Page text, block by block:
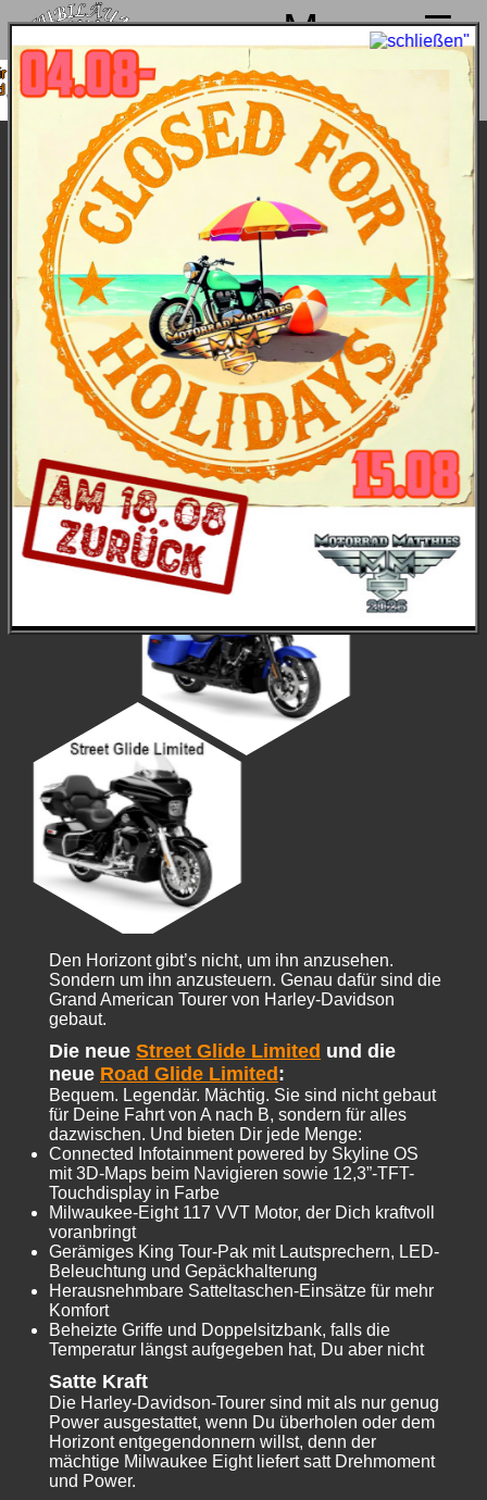
Menu
von 4. bis 15.08. Sommerpause
ab 18.08. wieder mit voller Power für
Euch da!
Harley-Davdison Grand American Touring
Modelljahr 2026
Die Kategorie von Motorrädern, die Harley-
Davidson von Grund auf schuf. Meistere lange
Strecken souverän und mit Stil; und entdecke die
große weite Welt und die absolute Freiheit auf
Bikes, wie sie nur Harley-Davidson bauen kann.
Den Horizont gibt’s nicht, um ihn anzusehen.
Sondern um ihn anzusteuern. Genau dafür sind die
Grand American Tourer von Harley-Davidson
gebaut.
Die neue Street Glide Limited und die
neue Road Glide Limited:
Bequem. Legendär. Mächtig. Sie sind nicht gebaut
für Deine Fahrt von A nach B, sondern für alles
dazwischen. Und bieten Dir jede Menge:
Connected Infotainment powered by Skyline OS
mit 3D-Maps beim Navigieren sowie 12,3”-TFT-
Touchdisplay in Farbe
Milwaukee-Eight 117 VVT Motor, der Dich kraftvoll
voranbringt
Gerämiges King Tour-Pak mit Lautsprechern, LED-
Beleuchtung und Gepäckhalterung
Herausnehmbare Satteltaschen-Einsätze für mehr
Komfort
Beheizte Griffe und Doppelsitzbank, falls die
Temperatur längst aufgegeben hat, Du aber nicht
Satte Kraft
Die Harley-Davidson-Tourer sind mit als nur genug
Power ausgestattet, wenn Du überholen oder dem
Horizont entgegendonnern willst, denn der
mächtige Milwaukee Eight liefert satt Drehmoment
und Power.